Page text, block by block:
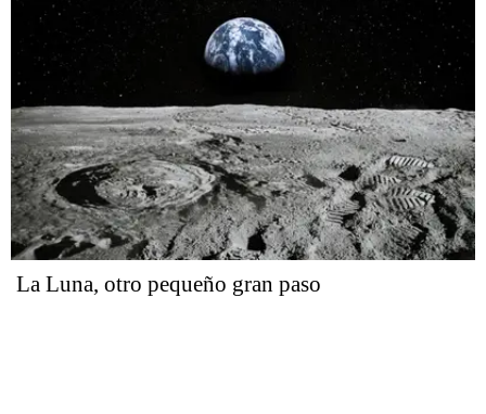
La Luna, otro pequeño gran paso